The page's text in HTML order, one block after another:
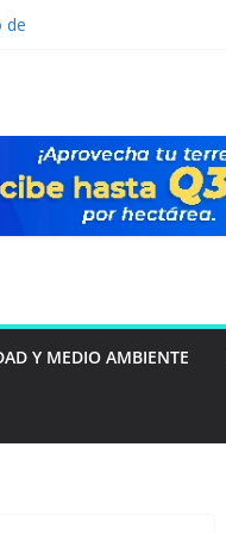
de
Y MEDIO AMBIENTE